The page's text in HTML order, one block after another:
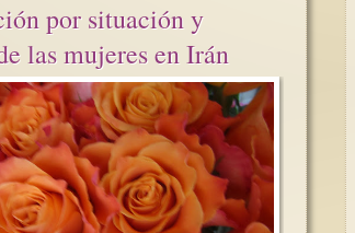
por situación y
las mujeres en Irán